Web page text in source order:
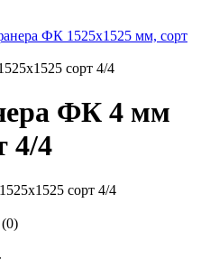
ФК 1525х1525 мм, сорт
сорт 4/4
ФК 4 мм
4/4
(0)